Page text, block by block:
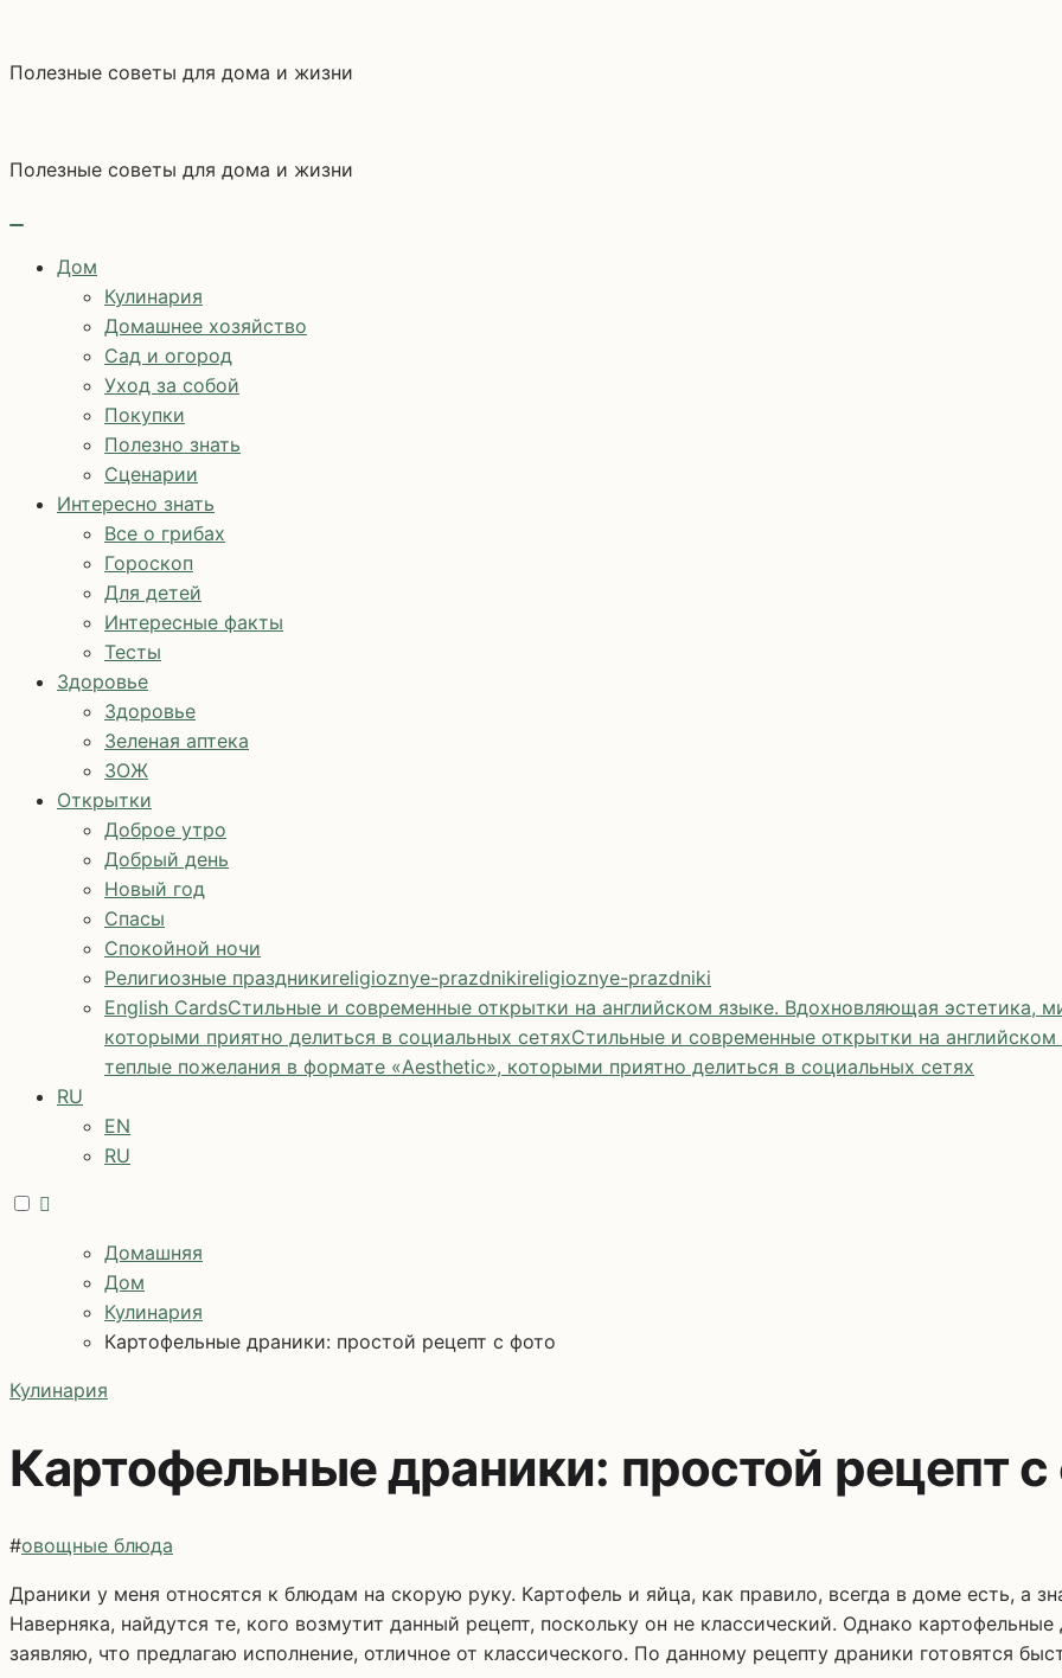
содержимому
Полезные советы для дома и жизни
Полезные советы для дома и жизни
Дом
Кулинария
Домашнее хозяйство
Сад и огород
Уход за собой
Покупки
Полезно знать
Сценарии
Интересно знать
Все о грибах
Гороскоп
Для детей
Интересные факты
Тесты
Здоровье
Здоровье
Зеленая аптека
ЗОЖ
Открытки
Доброе утро
Добрый день
Новый год
Спасы
Спокойной ночи
Религиозные праздникиreligioznye-prazdnikireligioznye-prazdniki
English CardsСтильные и современные открытки на английском языке. Вдохновляющая эстетика,
которыми приятно делиться в социальных сетяхСтильные и современные открытки на
теплые пожелания в формате «Aesthetic», которыми приятно делиться в социальных сетях
RU
EN
RU
Домашняя
Дом
Кулинария
Картофельные драники: простой рецепт с фото
Кулинария
Картофельные драники: простой рецепт
#овощные блюда
Драники у меня относятся к блюдам на скорую руку. Картофель и яйца, как правило, всегда в доме есть, а значит можно быстро приготовить вкусное блюдо.
Наверняка, найдутся те, кого возмутит данный рецепт, поскольку он не классический. Однако
заявляю, что предлагаю исполнение, отличное от классического. По данному рецепту драники готовятся